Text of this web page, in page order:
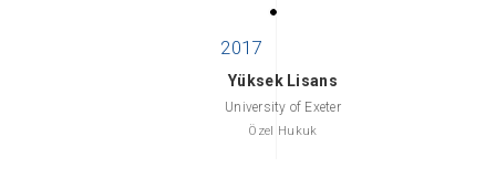
Yüksek Lisans
University of Exeter
Özel Hukuk